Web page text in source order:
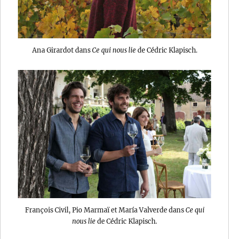
Ana Girardot dansCe qui nous liede Cédric Klapisch.
François Civil, Pio Marmaï et María Valverde dansCe qui
nous liede Cédric Klapisch.